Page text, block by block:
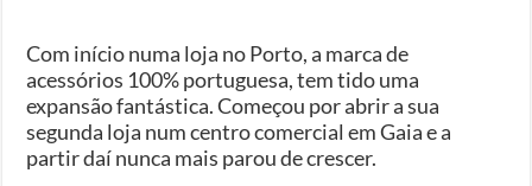
Com início numa loja no Porto, a marca de
acessórios 100% portuguesa, tem tido uma
expansão fantástica. Começou por abrir a sua
segunda loja num centro comercial em Gaia e a
partir daí nunca mais parou de crescer.